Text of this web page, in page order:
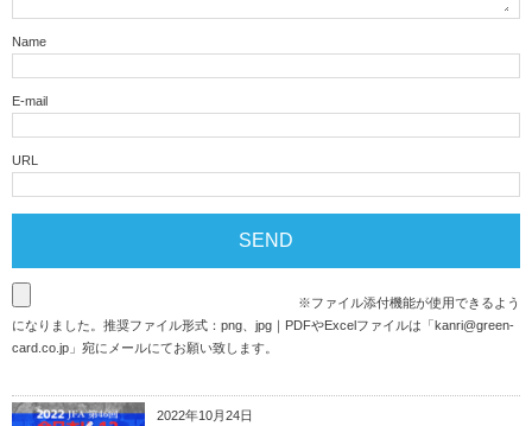
Name
E-mail
URL
※ファイル添付機能が使用できるよう
になりました。推奨ファイル形式：png、jpg｜PDFやExcelファイルは「kanri@green-
card.co.jp 」宛にメールにてお願い致します。
2022年10月24日